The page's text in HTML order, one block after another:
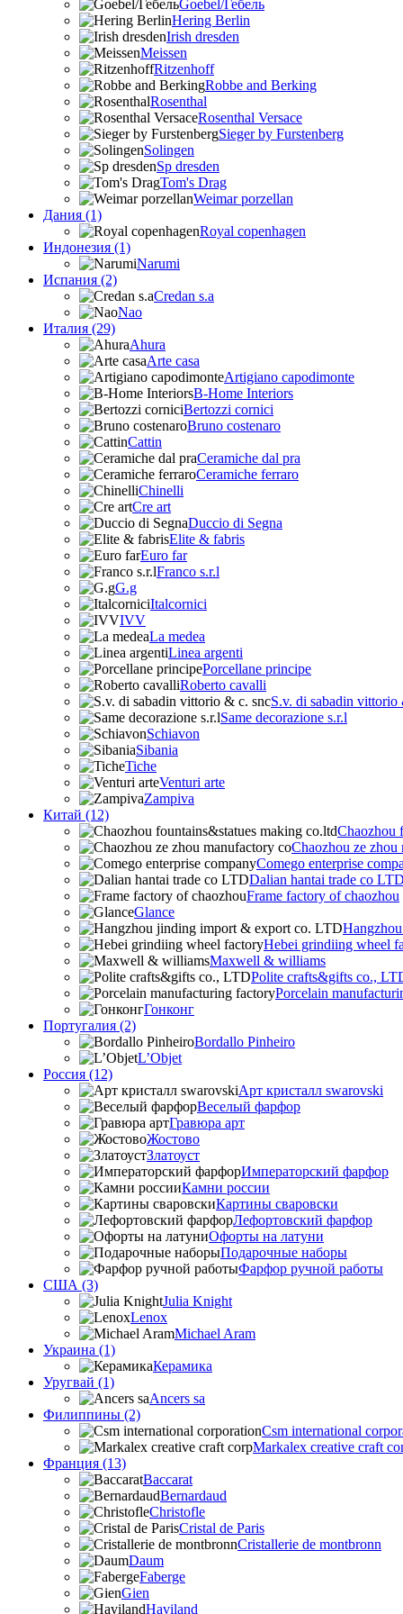
Goebel/Гебель
Hering Berlin
Irish dresden
Meissen
Ritzenhoff
Robbe and Berking
Rosenthal
Rosenthal Versace
Sieger by Furstenberg
Solingen
Sp dresden
Tom's Drag
Weimar porzellan
Дания (1)
Royal copenhagen
Индонезия (1)
Narumi
Испания (2)
Credan s.a
Nao
Италия (29)
Ahura
Arte casa
Artigiano capodimonte
B-Home Interiors
Bertozzi cornici
Bruno costenaro
Cattin
Ceramiche dal pra
Ceramiche ferraro
Chinelli
Cre art
Duccio di Segna
Elite & fabris
Euro far
Franco s.r.l
G.g
Italcornici
IVV
La medea
Linea argenti
Porcellane principe
Roberto cavalli
S.v. di sabadin vittorio
Same decorazione s.r.l
Schiavon
Sibania
Tiche
Venturi arte
Zampiva
Китай (12)
Chaozhou
Chaozhou ze zhou
Comego enterprise
Dalian hantai trade co LTD
Frame factory of chaozhou
Glance
Hebei grindiing wheel
Maxwell & williams
Polite crafts&gifts co.,
Porcelain
Гонконг
Португалия (2)
Bordallo Pinheiro
L’Objet
Россия (12)
Арт кристалл swarovski
Веселый фарфор
Гравюра арт
Жостово
Златоуст
Императорский фарфор
Камни россии
Картины сваровски
Лефортовский фарфор
Офорты на латуни
Подарочные наборы
Фарфор ручной работы
США (3)
Julia Knight
Lenox
Michael Aram
Украина (1)
Керамика
Уругвай (1)
Ancers sa
Филиппины (2)
Csm international
Markalex creative craft
Франция (13)
Baccarat
Bernardaud
Christofle
Cristal de Paris
Cristallerie de montbronn
Daum
Faberge
Gien
Haviland